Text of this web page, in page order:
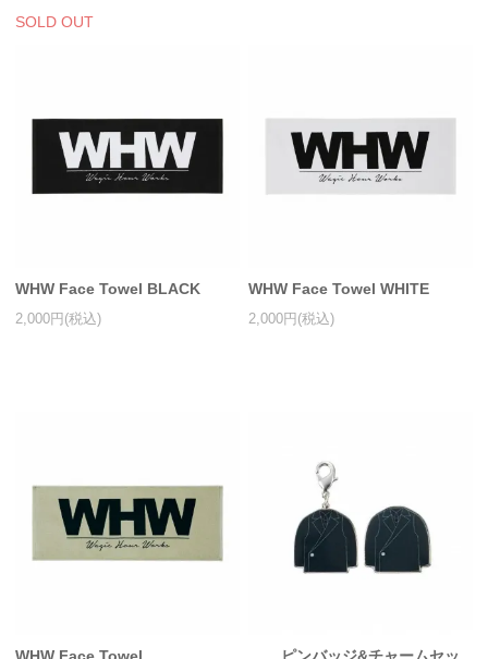
SOLD OUT
WHW Face Towel BLACK
2,000円(税込)
WHW Face Towel WHITE
2,000円(税込)
WHW Face Towel ピンバッジ&チャームセッ